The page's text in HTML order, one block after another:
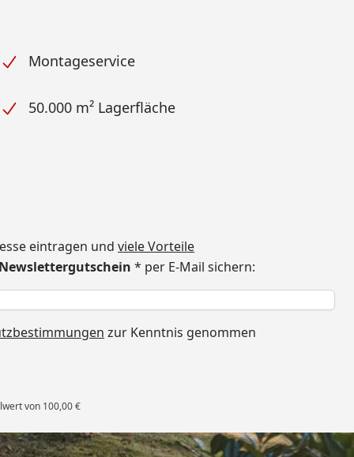
Montageservice
50.000 m² Lagerfläche
eintragen und viele Vorteile
* per E-Mail sichern:
zur Kenntnis genommen
von 100,00 €